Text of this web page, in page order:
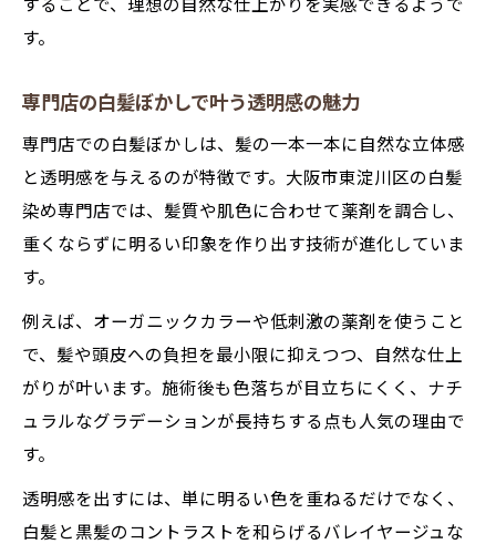
することで、理想の自然な仕上がりを実感できるようで
す。
専門店の白髪ぼかしで叶う透明感の魅力
専門店での白髪ぼかしは、髪の一本一本に自然な立体感
と透明感を与えるのが特徴です。大阪市東淀川区の白髪
染め専門店では、髪質や肌色に合わせて薬剤を調合し、
重くならずに明るい印象を作り出す技術が進化していま
す。
例えば、オーガニックカラーや低刺激の薬剤を使うこと
で、髪や頭皮への負担を最小限に抑えつつ、自然な仕上
がりが叶います。施術後も色落ちが目立ちにくく、ナチ
ュラルなグラデーションが長持ちする点も人気の理由で
す。
透明感を出すには、単に明るい色を重ねるだけでなく、
白髪と黒髪のコントラストを和らげるバレイヤージュな